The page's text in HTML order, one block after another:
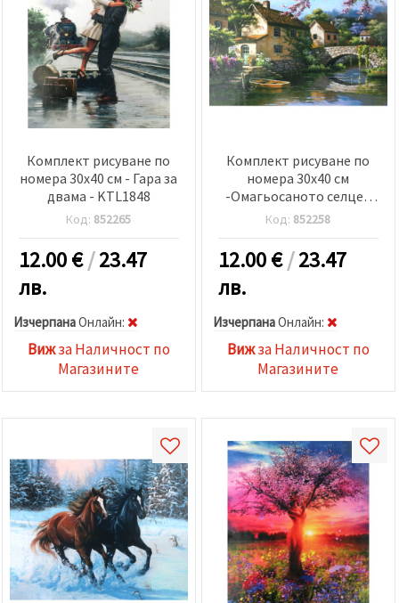
Комплект рисуване по
номера 30x40 см - Гара за
двама - KTL1848
Код: 852265
12.00€/23.47
лв.
ИзчерпанаOнлайн:
Вижза Наличност по
Магазините
Комплект рисуване по
номера 30x40 см
-Омагьосаното селце -
KTL001
Код: 852258
12.00€/23.47
лв.
ИзчерпанаOнлайн:
Вижза Наличност по
Магазините